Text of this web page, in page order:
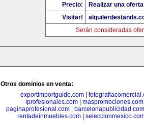
Precio:
Realizar una
Visitar!
Serán consideradas
Otros dominios en venta:
exportimportguide.com
iprofesionales.com
maspromociones.com
paginaprofesional.com|
barcelonapublicidad.com
rentadeinmuebles.com